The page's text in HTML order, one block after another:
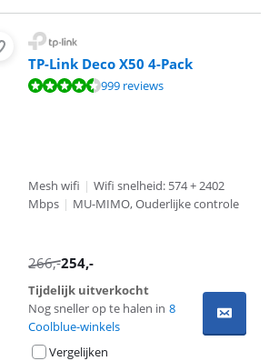
TP-Link Deco X50 4-Pack
de 10, gebaseerd op 999 reviews.
999 reviews
Mesh wifi | Wifi snelheid: 574 + 2402
Mbps | MU-MIMO, Ouderlijke controle
266,-254,-
Tijdelijk uitverkocht
Nog sneller op te halen in 8
Coolblue-winkels
Vergelijken